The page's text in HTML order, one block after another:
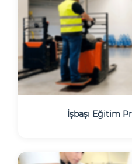
İşbaşı Eğitim